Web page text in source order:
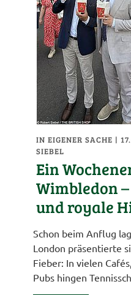
IN EIGENER SACHE |
SIEBEL
Ein
Wimbledon
und royale
Schon beim Anflug
London präsentierte
Fieber: In vielen
Pubs hingen